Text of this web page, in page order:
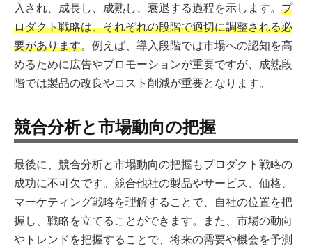
入され、成長し、成熟し、衰退する過程を示します。 プ
ロダクト戦略は、それぞれの段階で適切に調整される必
要があります。例えば、導入段階では市場への認知を高
めるために広告やプロモーションが重要ですが、成熟段
階では製品の改良やコスト削減が重要となります。
競合分析と市場動向の把握
最後に、競合分析と市場動向の把握もプロダクト戦略の
成功に不可欠です。競合他社の製品やサービス、価格、
マーケティング戦略を理解することで、自社の位置を把
握し、戦略を立てることができます。また、市場の動向
やトレンドを把握することで、将来の需要や機会を予測